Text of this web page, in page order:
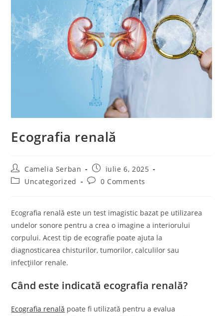
Ecografia renală
Post
author:
Camelia Serban
Post
published:
iulie 6, 2025
PostUncategorized
Post0 Comments
Ecografia renală este un test imagistic bazat pe utilizarea
undelor sonore pentru a crea o imagine a interiorului
corpului. Acest tip de ecografie poate ajuta la
diagnosticarea chisturilor, tumorilor, calculilor sau
infecțiilor renale.
Când este indicată ecografia renală?
Ecografia renală poate fi utilizată pentru a evalua